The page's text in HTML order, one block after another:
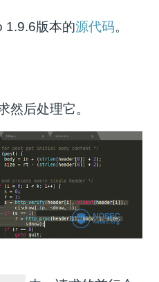
1.9.6版本的源代码。
然后处理它。